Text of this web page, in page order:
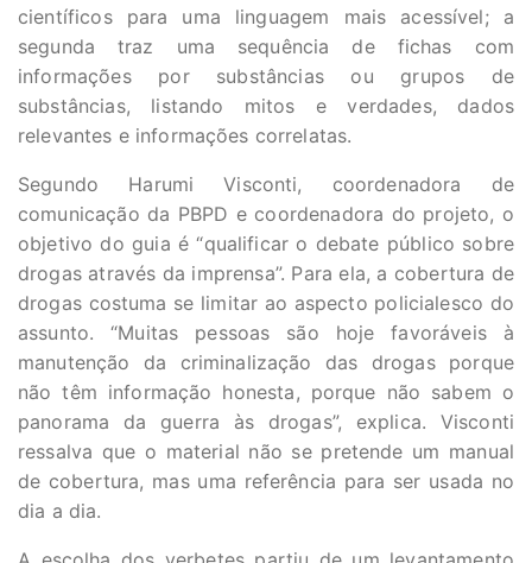
científicos para uma linguagem mais acessível; a
segunda traz uma sequência de fichas com
informações por substâncias ou grupos de
substâncias, listando mitos e verdades, dados
relevantes e informações correlatas.
Segundo Harumi Visconti, coordenadora de
comunicação da PBPD e coordenadora do projeto, o
objetivo do guia é “qualificar o debate público sobre
drogas através da imprensa”. Para ela, a cobertura de
drogas costuma se limitar ao aspecto policialesco do
assunto. “Muitas pessoas são hoje favoráveis à
manutenção da criminalização das drogas porque
não têm informação honesta, porque não sabem o
panorama da guerra às drogas”, explica. Visconti
ressalva que o material não se pretende um manual
de cobertura, mas uma referência para ser usada no
dia a dia.